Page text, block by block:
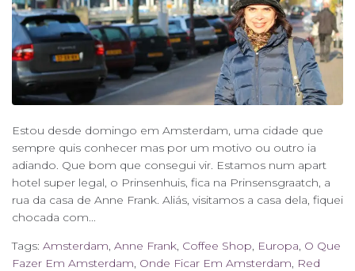
Estou desde domingo em Amsterdam, uma cidade que
sempre quis conhecer mas por um motivo ou outro ia
adiando. Que bom que consegui vir. Estamos num apart
hotel super legal, o Prinsenhuis, fica na Prinsensgraatch, a
rua da casa de Anne Frank. Aliás, visitamos a casa dela, fiquei
chocada com...
Tags: Amsterdam, Anne Frank, Coffee Shop, Europa, O Que
Fazer Em Amsterdam, Onde Ficar Em Amsterdam, Red